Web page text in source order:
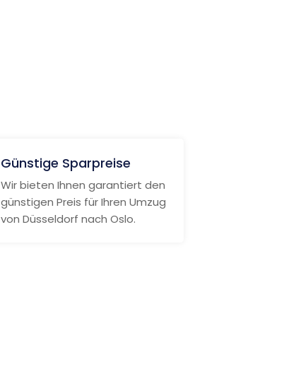
Günstige Sparpreise
Wir bieten Ihnen garantiert den
günstigen Preis für Ihren Umzug
von Düsseldorf nach Oslo.